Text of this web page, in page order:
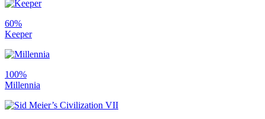
60%
Keeper
100%
Millennia